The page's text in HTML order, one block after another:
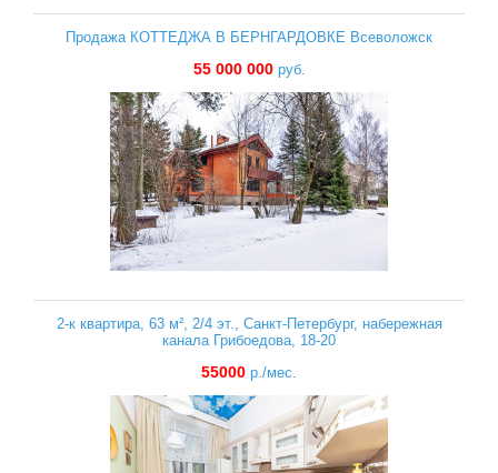
Продажа КОТТЕДЖА В БЕРНГАРДОВКЕ Всеволожск
55 000 000руб.
2-к квартира, 63 м², 2/4 эт., Санкт-Петербург, набережная
канала Грибоедова, 18-20
55000 р./мес.